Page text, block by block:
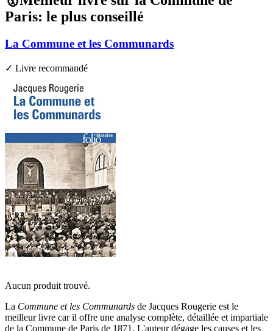
Paris: le plus conseillé
La Commune et les Communards
✓ Livre recommandé
Aucun produit trouvé.
La Commune et les Communards de Jacques Rougerie est le
meilleur livre car il offre une analyse complète, détaillée et impartiale
de la Commune de Paris de 1871. L'auteur dégage les causes et les